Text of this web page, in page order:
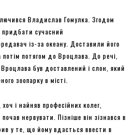
Владислав Гомулка. Згодом
придбати сучасний
із-за океану. Доставили його
потягом до Вроцлава. До речі,
був доставлений і слон, який
зоопарку в місті.
і найняв професійних колег,
нервувати. Пізніше він зізнався в
у те, що йому вдасться ввести в